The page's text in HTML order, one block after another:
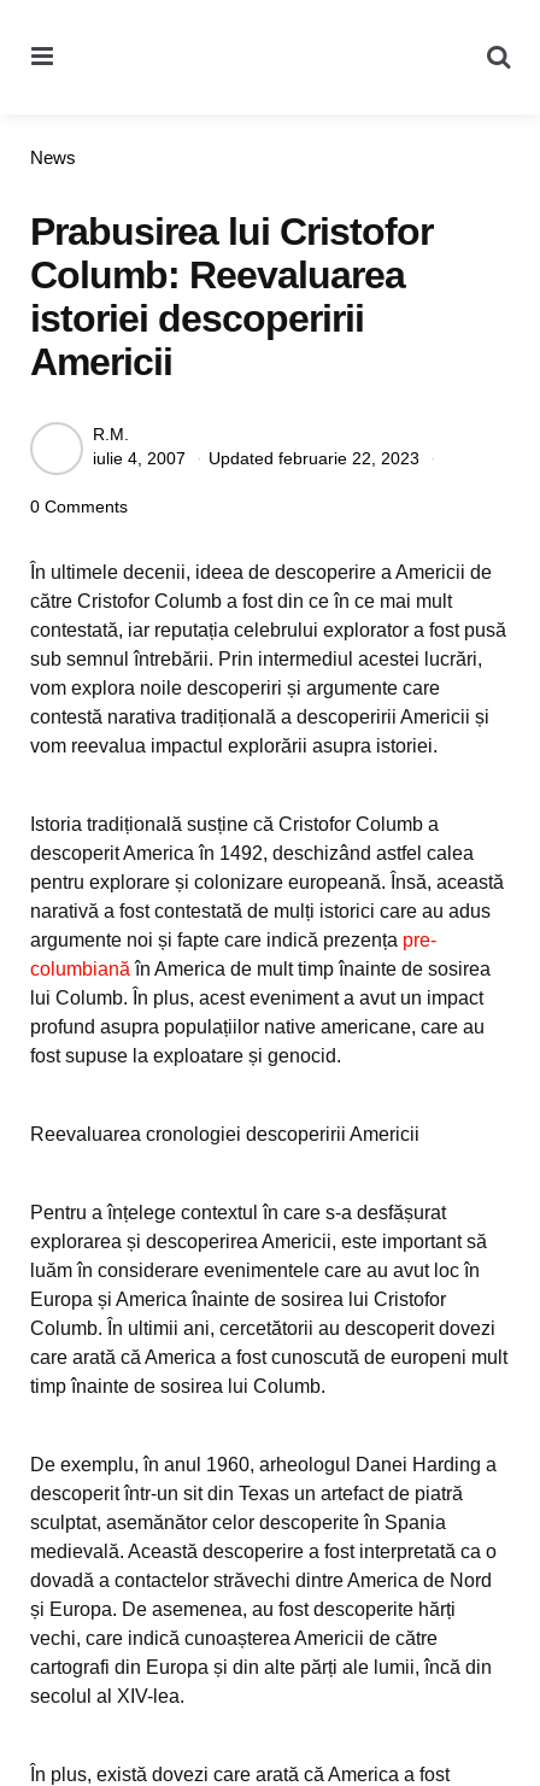
Categories
News
Prabusirea lui Cristofor
Columb: Reevaluarea
istoriei descoperirii
Americii
Posted
by
R.M.
iulie 4, 2007
Updated februarie 22, 2023
0 Comments
În ultimele decenii, ideea de descoperire a Americii de
către Cristofor Columb a fost din ce în ce mai mult
contestată, iar reputația celebrului explorator a fost pusă
sub semnul întrebării. Prin intermediul acestei lucrări,
vom explora noile descoperiri și argumente care
contestă narativa tradițională a descoperirii Americii și
vom reevalua impactul explorării asupra istoriei.
Istoria tradițională susține că Cristofor Columb a
descoperit America în 1492, deschizând astfel calea
pentru explorare și colonizare europeană. Însă, această
narativă a fost contestată de mulți istorici care au adus
argumente noi și fapte care indică prezența pre-
columbiană în America de mult timp înainte de sosirea
lui Columb. În plus, acest eveniment a avut un impact
profund asupra populațiilor native americane, care au
fost supuse la exploatare și genocid.
Reevaluarea cronologiei descoperirii Americii
Pentru a înțelege contextul în care s-a desfășurat
explorarea și descoperirea Americii, este important să
luăm în considerare evenimentele care au avut loc în
Europa și America înainte de sosirea lui Cristofor
Columb. În ultimii ani, cercetătorii au descoperit dovezi
care arată că America a fost cunoscută de europeni mult
timp înainte de sosirea lui Columb.
De exemplu, în anul 1960, arheologul Danei Harding a
descoperit într-un sit din Texas un artefact de piatră
sculptat, asemănător celor descoperite în Spania
medievală. Această descoperire a fost interpretată ca o
dovadă a contactelor străvechi dintre America de Nord
și Europa. De asemenea, au fost descoperite hărți
vechi, care indică cunoașterea Americii de către
cartografi din Europa și din alte părți ale lumii, încă din
secolul al XIV-lea.
În plus, există dovezi care arată că America a fost